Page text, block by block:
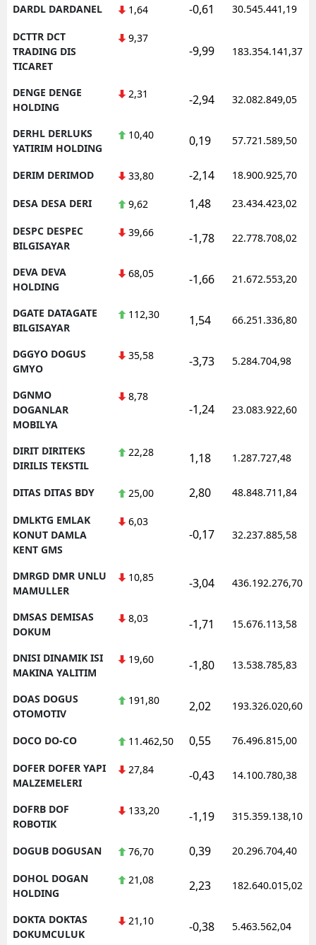
DARDL DARDANEL 1,64 -0,61 30.545.441,19
DCTTR DCT
TRADING DIS
TICARET
9,37
-9,99 183.354.141,37
DENGE DENGE
HOLDING
2,31 -2,94 32.082.849,05
DERHL DERLUKS
YATIRIM HOLDING
10,40 0,19 57.721.589,50
DERIM DERIMOD 33,80 -2,14 18.900.925,70
DESA DESA DERI 9,62 1,48 23.434.423,02
DESPC DESPEC
BILGISAYAR
39,66 -1,78 22.778.708,02
DEVA DEVA
HOLDING
68,05 -1,66 21.672.553,20
DGATE DATAGATE
BILGISAYAR
112,30 1,54 66.251.336,80
DGGYO DOGUS
GMYO
35,58 -3,73 5.284.704,98
DGNMO
DOGANLAR
MOBILYA
8,78
-1,24 23.083.922,60
DIRIT DIRITEKS
DIRILIS TEKSTIL
22,28 1,18 1.287.727,48
DITAS DITAS BDY 25,00 2,80 48.848.711,84
DMLKTG EMLAK
KONUT DAMLA
KENT GMS
6,03
-0,17 32.237.885,58
DMRGD DMR UNLU
MAMULLER
10,85 -3,04 436.192.276,70
DMSAS DEMISAS
DOKUM
8,03 -1,71 15.676.113,58
DNISI DINAMIK ISI
MAKINA YALITIM
19,60 -1,80 13.538.785,83
DOAS DOGUS
OTOMOTIV
191,80 2,02 193.326.020,60
DOCO DO-CO 11.462,50 0,55 76.496.815,00
DOFER DOFER YAPI
MALZEMELERI
27,84 -0,43 14.100.780,38
DOFRB DOF
ROBOTIK
133,20 -1,19 315.359.138,10
DOGUB DOGUSAN 76,70 0,39 20.296.704,40
DOHOL DOGAN
HOLDING
21,08 2,23 182.640.015,02
DOKTA DOKTAS
DOKUMCULUK
21,10 -0,38 5.463.562,04